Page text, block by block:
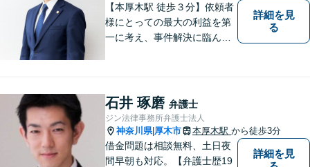
【本厚木駅 徒歩３分】依頼者
様にとっての最大の利益を第
一に考え、事件解決に臨んで
所を目指しております。
詳細を見
る
石井 琢磨 弁護士
ジン法律事務所弁護士法人
神奈川県| 厚木市 本厚木駅 から徒歩3分
借金問題は相談無料、土日夜
間早朝も対応。【弁護士歴19
詳細を見